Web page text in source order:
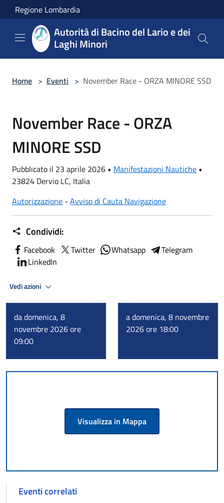
Salta al contenuto principale
Regione Lombardia
Autorità di Bacino del Lario e dei
Laghi Minori
Home > Eventi > November Race - ORZA MINORE SSD
November Race - ORZA
MINORE SSD
Pubblicato il 23 aprile 2026 • Manifestazioni Nautiche •
23824 Dervio LC, Italia
Autorizzazione - Avviso di Cauta Navigazione
Condividi:
Facebook Twitter Whatsapp
Telegram
LinkedIn
Vedi azioni
da domenica, 8
novembre 2026 ore
09:00
a domenica, 8 novembre
2026 ore 18:00
Visualizza in Mappa
Eventi correlati